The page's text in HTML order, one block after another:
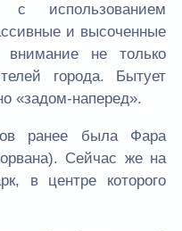
использованием
и высоченные
внимание не только
города. Бытует
«задом-наперед».
ранее была Фара
Сейчас же на
в центре которого